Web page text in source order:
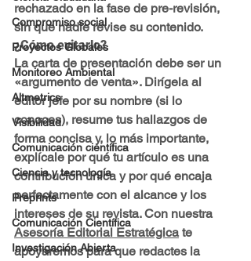
Compromiso social
Proyectos Globales
Monitoreo Ambiental
Altmetrics
Visibilidad
Comunicación científica
Ciencia y tecnología
Preprints
Comunicación Científica
Investigación Abierta
rechazado en la fase de pre-revisión,
sin que nadie revise su contenido.
¿Cómo evitarlo?
La carta de presentación debe ser un
«argumento de venta». Dirígela al
editor jefe por su nombre (si lo
conoces), resume tus hallazgos de
forma concisa y, lo más importante,
explícale por qué tu artículo es una
contribución única y por qué encaja
perfectamente con el alcance y los
intereses de su revista. Con nuestra
Asesoría Editorial Estratégica te
apoyaremos para que redactes la